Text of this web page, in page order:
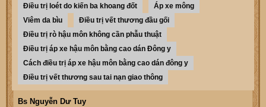
Điều trị loét do kiến ba khoang đốt
Áp xe mông
Viêm da bìu
Điều trị vết thương đầu gối
Điều trị rò hậu môn không cần phẫu thuật
Điều trị áp xe hậu môn bằng cao dán Đông y
Cách điều trị áp xe hậu môn bằng cao dán đông y
Điều trị vết thương sau tai nạn giao thông
Bs Nguyễn Dư Tuy